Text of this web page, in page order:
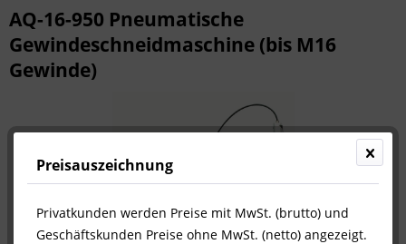
AQ-16-950 Pneumatische
Gewindeschneidmaschine (bis M16
Gewinde)
Preisauszeichnung
Privatkunden werden Preise mit MwSt. (brutto) und
Geschäftskunden Preise ohne MwSt. (netto) angezeigt.